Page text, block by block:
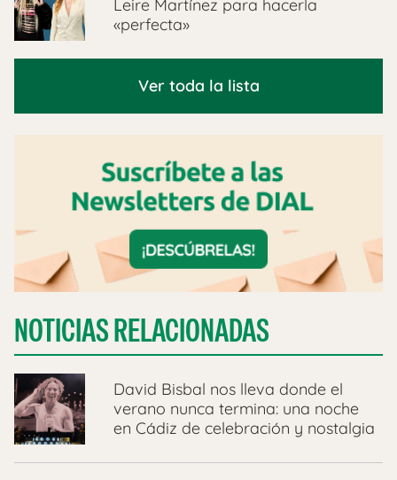
Leire Martínez para hacerla
«perfecta»
Ver toda la lista
NOTICIAS RELACIONADAS
David Bisbal nos lleva donde el
verano nunca termina: una noche
en Cádiz de celebración y nostalgia